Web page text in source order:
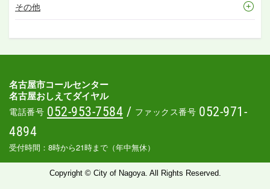
その他
名古屋市コールセンター
名古屋おしえてダイヤル
電話番号 052-953-7584 / ファックス番号 052-971-
4894
受付時間：8時から21時まで（年中無休）
Copyright © City of Nagoya. All Rights Reserved.